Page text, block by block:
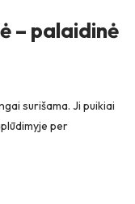
– palaidinė
surišama. Ji puikiai
per